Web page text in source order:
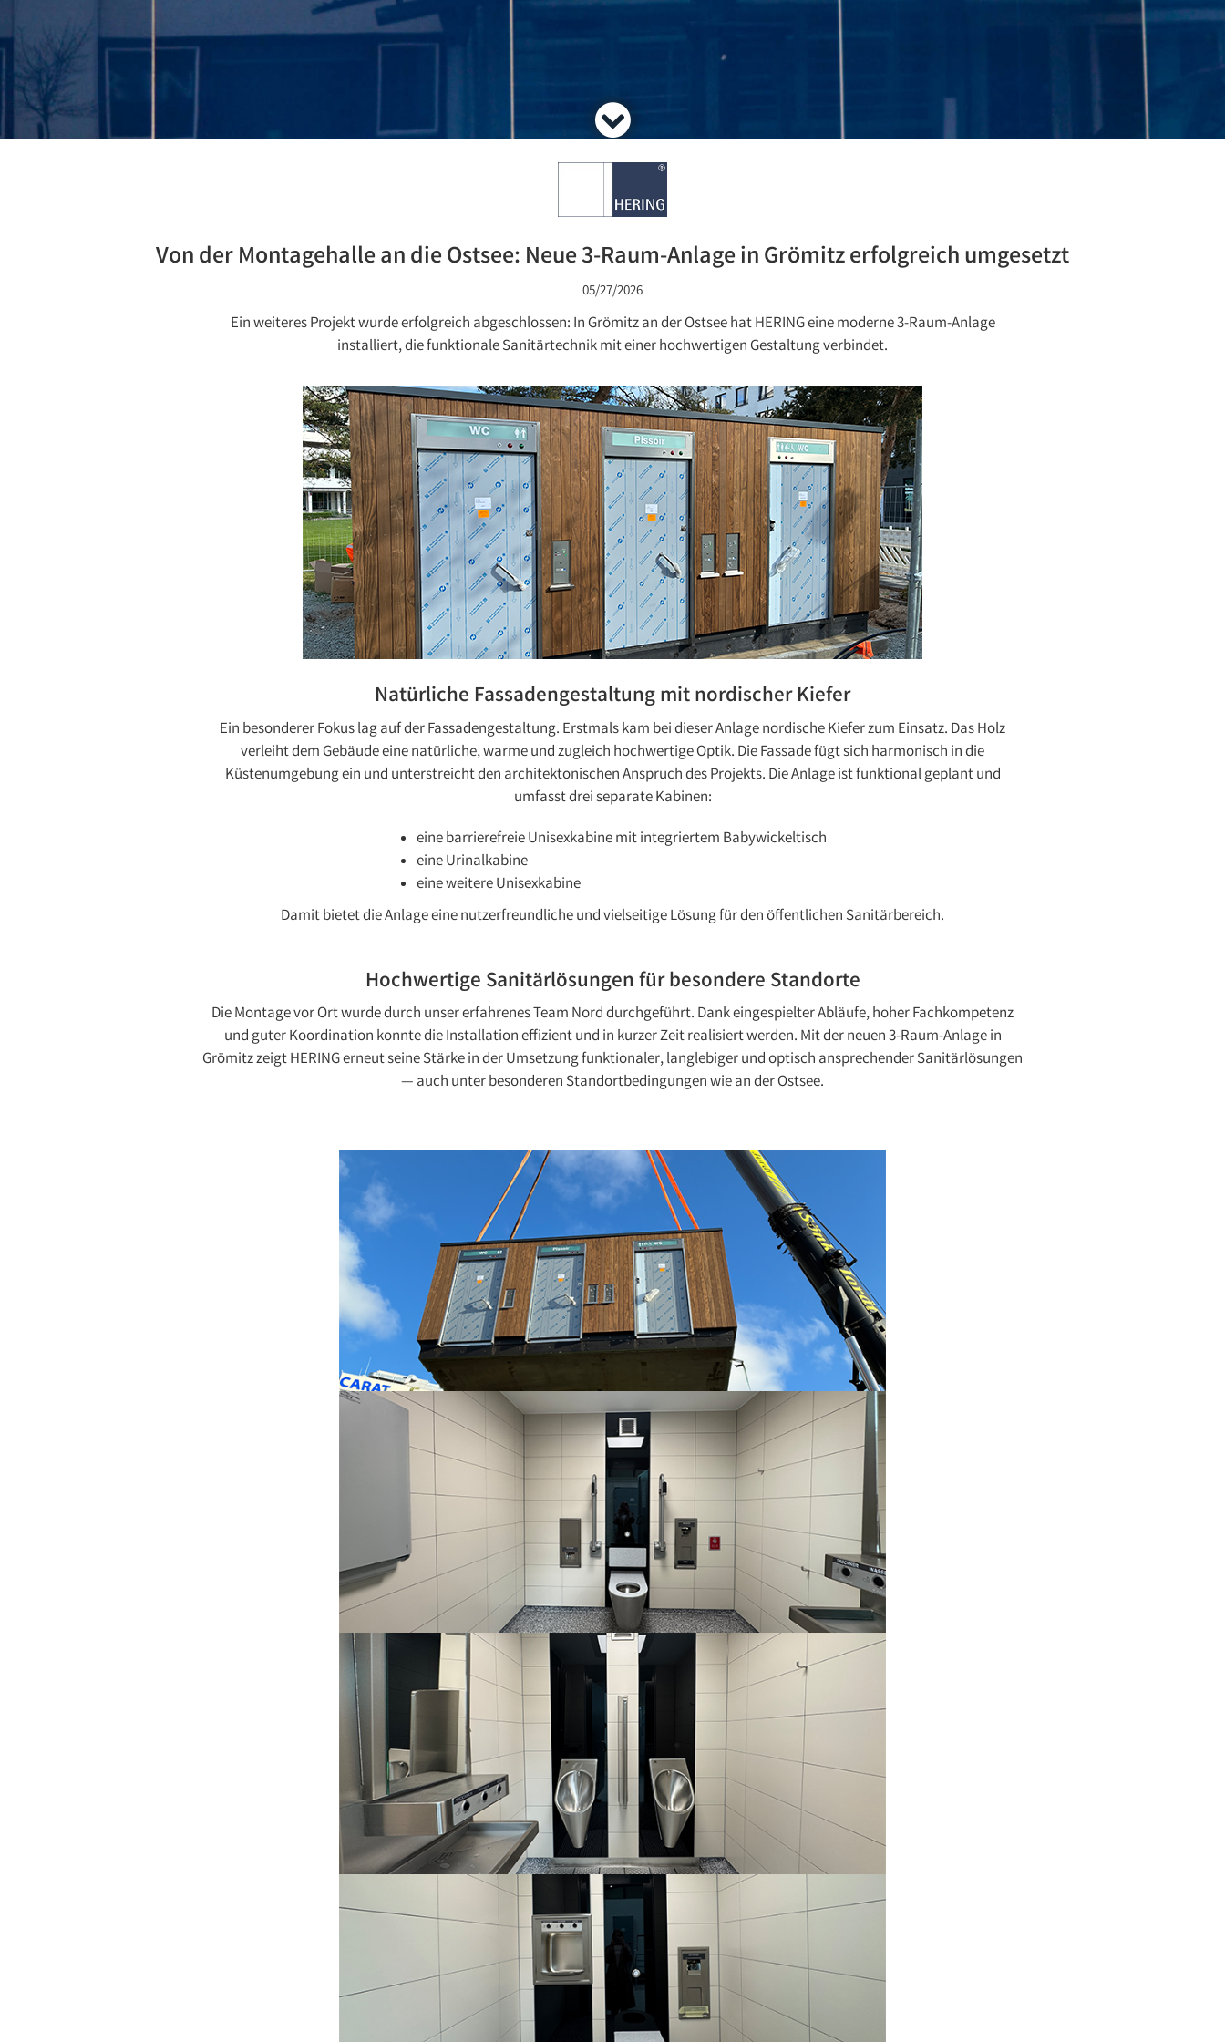
Von der Montagehalle an die Ostsee: Neue 3-Raum-Anlage in Grömitz erfolgreich umgesetzt
05/27/2026
Ein weiteres Projekt wurde erfolgreich abgeschlossen: In Grömitz an der Ostsee hat HERING eine moderne 3-Raum-Anlage
installiert, die funktionale Sanitärtechnik mit einer hochwertigen Gestaltung verbindet.
Natürliche Fassadengestaltung mit nordischer Kiefer
Ein besonderer Fokus lag auf der Fassadengestaltung. Erstmals kam bei dieser Anlage nordische Kiefer zum Einsatz. Das Holz
verleiht dem Gebäude eine natürliche, warme und zugleich hochwertige Optik. Die Fassade fügt sich harmonisch in die
Küstenumgebung ein und unterstreicht den architektonischen Anspruch des Projekts. Die Anlage ist funktional geplant und
umfasst drei separate Kabinen:
eine barrierefreie Unisexkabine mit integriertem Babywickeltisch
eine Urinalkabine
eine weitere Unisexkabine
Damit bietet die Anlage eine nutzerfreundliche und vielseitige Lösung für den öffentlichen Sanitärbereich.
Hochwertige Sanitärlösungen für besondere Standorte
Die Montage vor Ort wurde durch unser erfahrenes Team Nord durchgeführt. Dank eingespielter Abläufe, hoher Fachkompetenz
und guter Koordination konnte die Installation effizient und in kurzer Zeit realisiert werden. Mit der neuen 3-Raum-Anlage in
Grömitz zeigt HERING erneut seine Stärke in der Umsetzung funktionaler, langlebiger und optisch ansprechender Sanitärlösungen
— auch unter besonderen Standortbedingungen wie an der Ostsee.